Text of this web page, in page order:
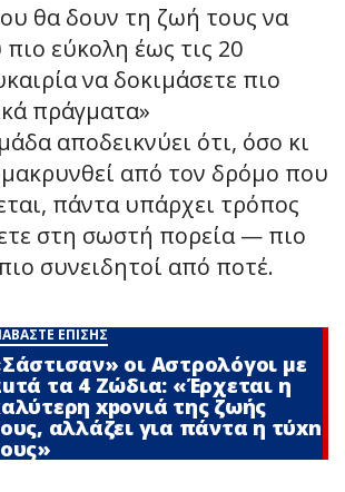
θα δουν τη ζωή τους να
πιο εύκολη έως τις 20
να δοκιμάσετε πιο
πράγματα»
αποδεικνύει ότι, όσο κι
από τον δρόμο που
πάντα υπάρχει τρόπος
στη σωστή πορεία — πιο
συνειδητοί από ποτέ.
ΕΠΙΣΗΣ
οι Αστρολόγοι με
τα 4 Zώδια: «Έρχεται η
xpoνιά της ζωής
αλλάζει για πάντα η τύxn